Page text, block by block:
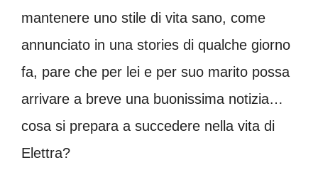
mantenere uno stile di vita sano, come
annunciato in una stories di qualche giorno
fa, pare che per lei e per suo marito possa
arrivare a breve una buonissima notizia…
cosa si prepara a succedere nella vita di
Elettra?